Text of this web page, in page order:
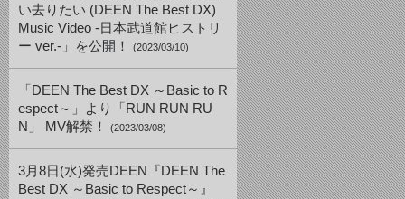
い去りたい (DEEN The Best DX)
Music Video -日本武道館ヒストリ
ー ver.-」を公開！
(2023/03/10)
「DEEN The Best DX ～Basic to R
espect～」より「RUN RUN RU
N」 MV解禁！
(2023/03/08)
3月8日(水)発売DEEN『DEEN The
Best DX ～Basic to Respect～』